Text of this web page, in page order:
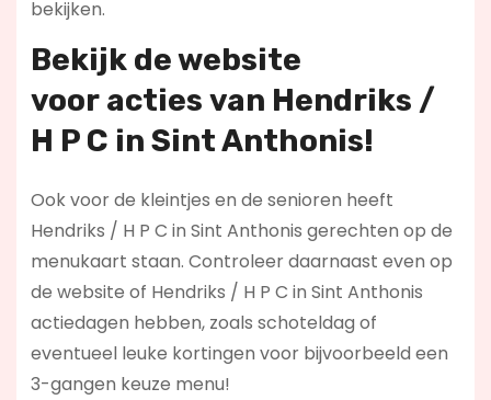
bekijken.
Bekijk de website
voor acties van Hendriks /
H P C in Sint Anthonis!
Ook voor de kleintjes en de senioren heeft
Hendriks / H P C in Sint Anthonis gerechten op de
menukaart staan. Controleer daarnaast even op
de website of Hendriks / H P C in Sint Anthonis
actiedagen hebben, zoals schoteldag of
eventueel leuke kortingen voor bijvoorbeeld een
3-gangen keuze menu!